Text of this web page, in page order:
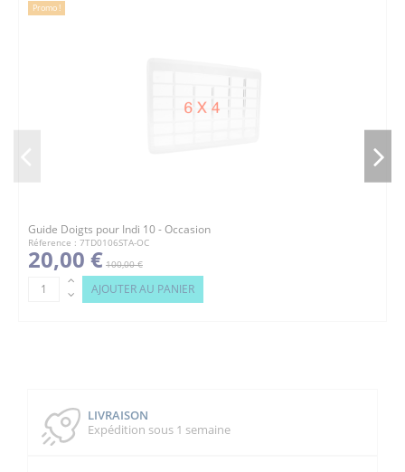
Promo !
Guide Doigts pour Indi 10 - Occasion
Réference : 7TD0106STA-OC
20,00 € 100,00 €
AJOUTER AU PANIER
LIVRAISON
Expédition sous 1 semaine